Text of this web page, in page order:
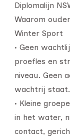
Diplomalijn
Waarom
Winter Sport
• Geen
proefles en
niveau. Geen
wachtrij staat.
• Kleine
in het water,
contact,